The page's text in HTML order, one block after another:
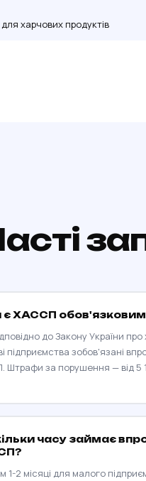
харчових продуктів
є ХАССП обов'язковим
до Закону України про
підприємства зобов'язані
Штрафи за порушення — від 5
часу займає
1-2 місяці для малого